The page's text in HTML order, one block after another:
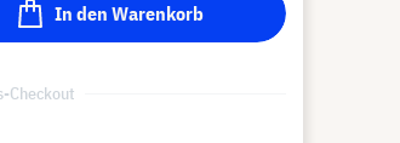
In den Warenkorb
Checkout